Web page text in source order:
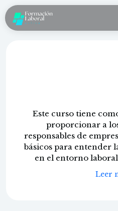
Este curso tiene
proporcionar a
responsables de
básicos para entender
en el entorno
Leer